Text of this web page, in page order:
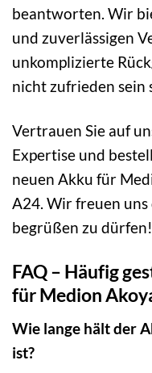
beantworten. Wir
und zuverlässigen
unkomplizierte
nicht zufrieden sein
Vertrauen Sie auf
Expertise und
neuen Akku für
A24. Wir freuen uns
begrüßen zu dürfen!
FAQ – Häufig
für Medion
Wie lange hält der
ist?